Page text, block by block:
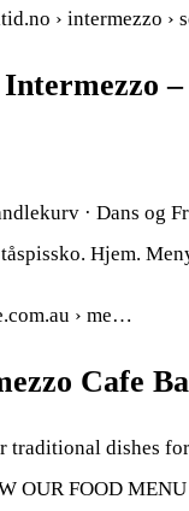
› intermezzo ›
· Dans og
Hjem.
› me…
Cafe
traditional dishes
OUR FOOD